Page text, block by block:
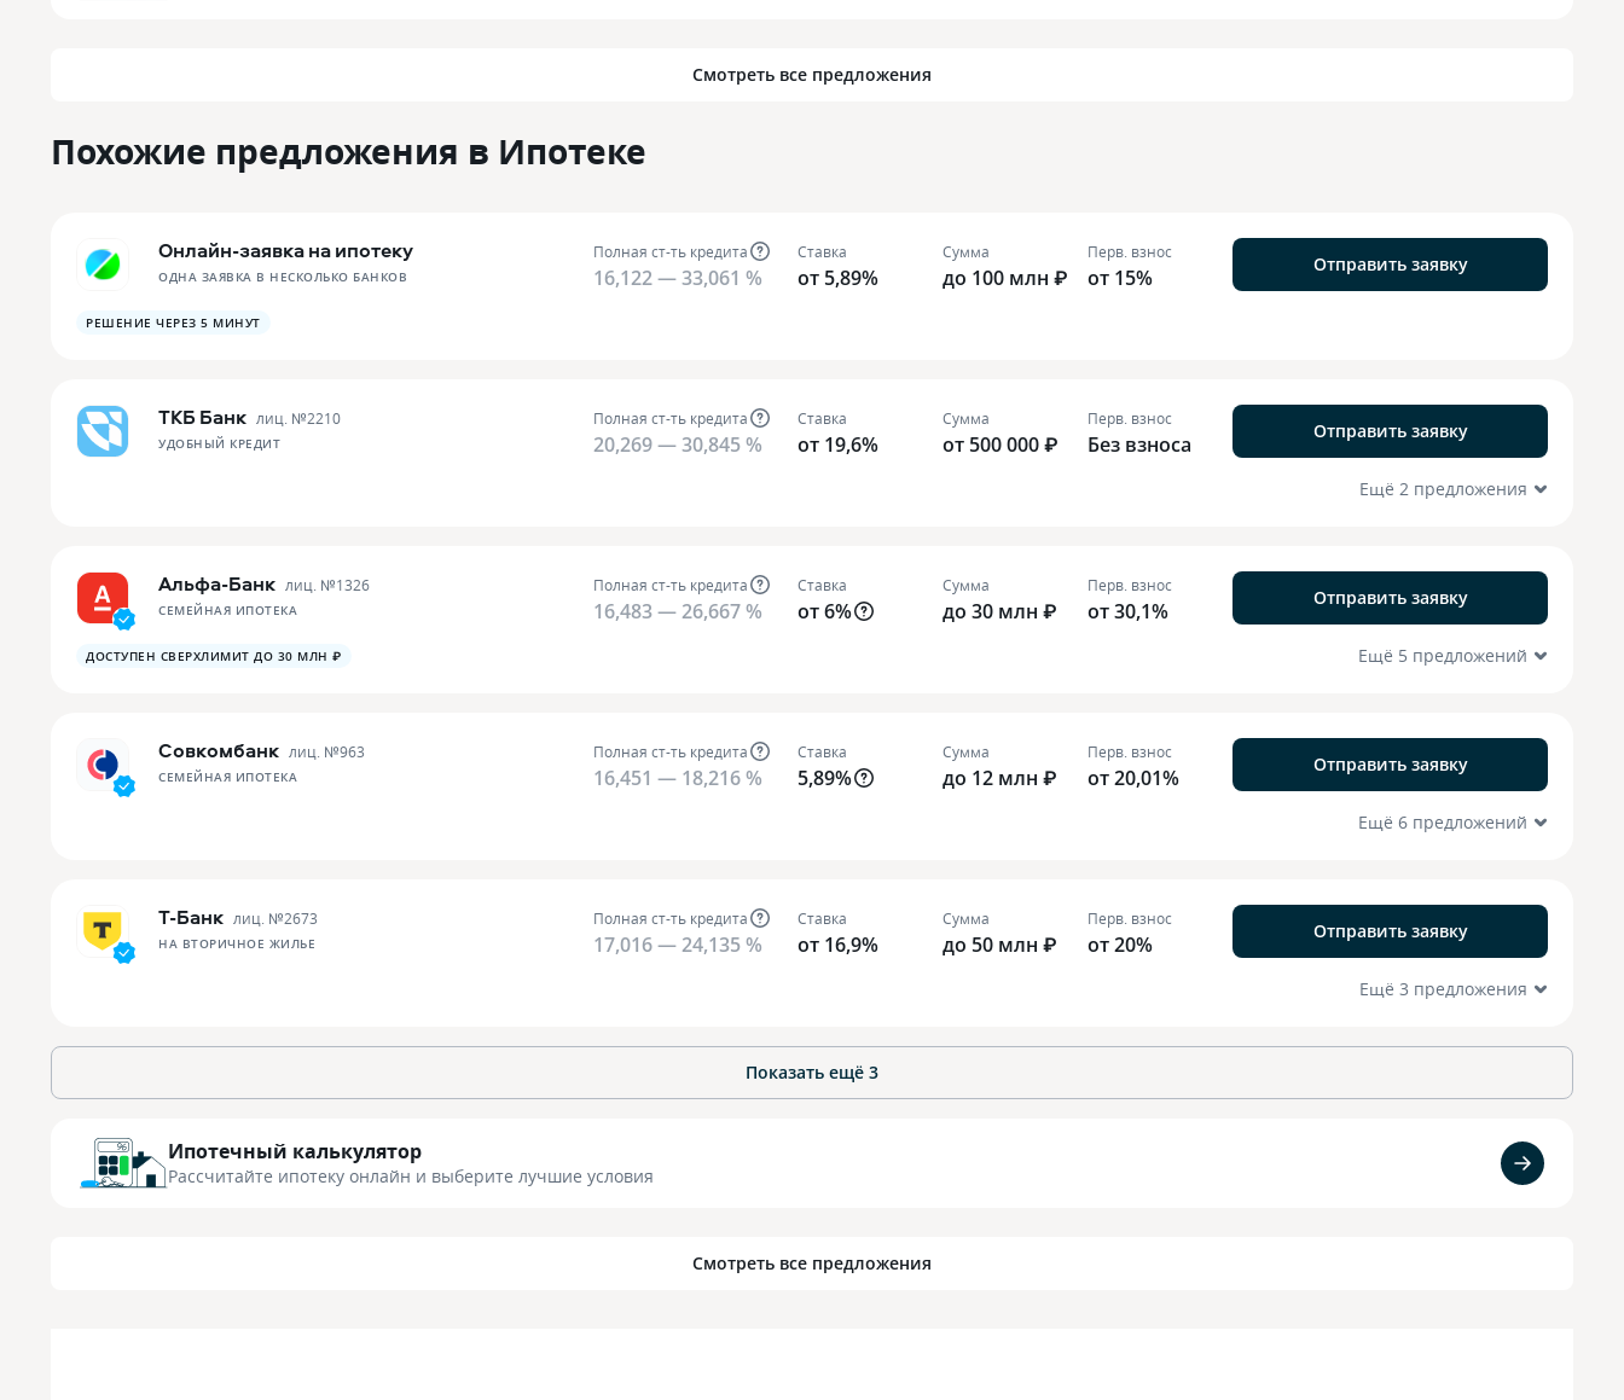
Смотреть все предложения
Похожие предложения в Ипотеке
Онлайн-заявка на ипотеку
ОДНА ЗАЯВКА В НЕСКОЛЬКО БАНКОВ
Полная ст-ть кредита
16,122 — 33,061 %
Ставка
от 5,89%
Сумма
до 100 млн ₽
Перв. взнос
от 15%
Отправить заявку
РЕШЕНИЕ ЧЕРЕЗ 5 МИНУТ
ТКБ Банк лиц. №2210
УДОБНЫЙ КРЕДИТ
Полная ст-ть кредита
20,269 — 30,845 %
Ставка
от 19,6%
Сумма
от 500 000 ₽
Перв. взнос
Без взноса
Отправить заявку
Ещё 2 предложения
Альфа-Банк лиц. №1326
СЕМЕЙНАЯ ИПОТЕКА
Полная ст-ть кредита
16,483 — 26,667 %
Ставка
от 6%
Сумма
до 30 млн ₽
Перв. взнос
от 30,1%
Отправить заявку
ДОСТУПЕН СВЕРХЛИМИТ ДО 30 МЛН ₽ Ещё 5 предложений
Совкомбанк лиц. №963
СЕМЕЙНАЯ ИПОТЕКА
Полная ст-ть кредита
16,451 — 18,216 %
Ставка
5,89%
Сумма
до 12 млн ₽
Перв. взнос
от 20,01%
Отправить заявку
Ещё 6 предложений
Т-Банк лиц. №2673
НА ВТОРИЧНОЕ ЖИЛЬЕ
Полная ст-ть кредита
17,016 — 24,135 %
Ставка
от 16,9%
Сумма
до 50 млн ₽
Перв. взнос
от 20%
Отправить заявку
Ещё 3 предложения
Показать ещё 3
Ипотечный калькулятор
Рассчитайте ипотеку онлайн и выберите лучшие условия
Смотреть все предложения